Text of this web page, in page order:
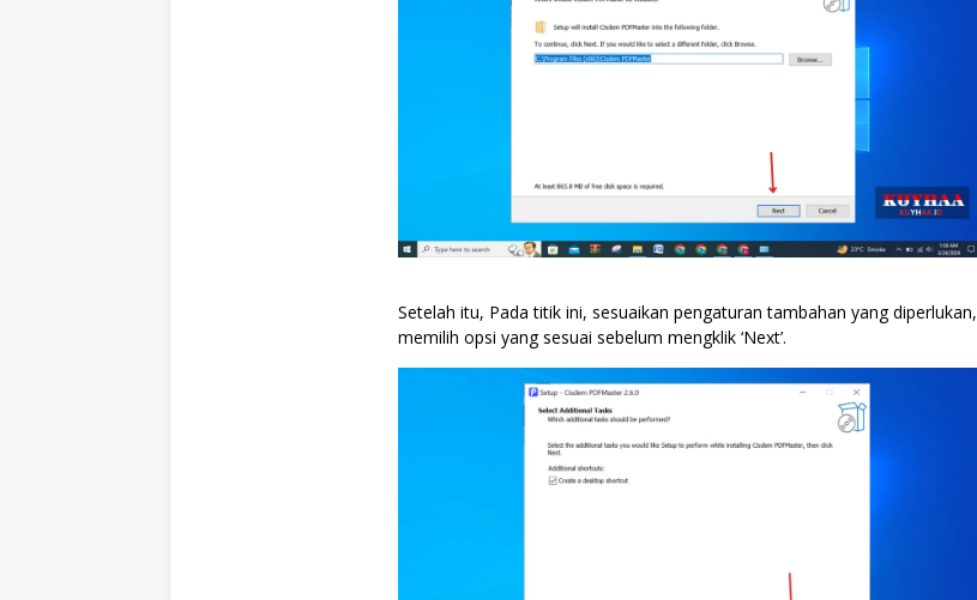
Setelah itu, Pada titik ini, sesuaikan pengaturan tambahan yang diperlukan,
memilih opsi yang sesuai sebelum mengklik ‘Next’.